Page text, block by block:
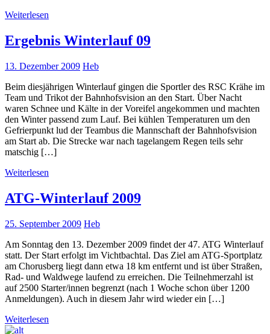
Weiterlesen
Ergebnis Winterlauf 09
13. Dezember 2009 Heb
Beim diesjährigen Winterlauf gingen die Sportler des RSC Krähe im
Team und Trikot der Bahnhofsvision an den Start. Über Nacht
waren Schnee und Kälte in der Voreifel angekommen und machten
den Winter passend zum Lauf. Bei kühlen Temperaturen um den
Gefrierpunkt lud der Teambus die Mannschaft der Bahnhofsvision
am Start ab. Die Strecke war nach tagelangem Regen teils sehr
matschig […]
Weiterlesen
ATG-Winterlauf 2009
25. September 2009 Heb
Am Sonntag den 13. Dezember 2009 findet der 47. ATG Winterlauf
statt. Der Start erfolgt im Vichtbachtal. Das Ziel am ATG-Sportplatz
am Chorusberg liegt dann etwa 18 km entfernt und ist über Straßen,
Rad- und Waldwege laufend zu erreichen. Die Teilnehmerzahl ist
auf 2500 Starter/innen begrenzt (nach 1 Woche schon über 1200
Anmeldungen). Auch in diesem Jahr wird wieder ein […]
Weiterlesen